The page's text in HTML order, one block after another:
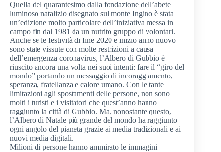
Quella del quarantesimo dalla fondazione dell’abete
luminoso natalizio disegnato sul monte Ingino è stata
un’edizione molto particolare dell’iniziativa messa in
campo fin dal 1981 da un nutrito gruppo di volontari.
Anche se le festività di fine 2020 e inizio anno nuovo
sono state vissute con molte restrizioni a causa
dell’emergenza coronavirus, l’Albero di Gubbio è
riuscito ancora una volta nei suoi intenti: fare il “giro del
mondo” portando un messaggio di incoraggiamento,
speranza, fratellanza e calore umano. Con le tante
limitazioni agli spostamenti delle persone, non sono
molti i turisti e i visitatori che quest’anno hanno
raggiunto la città di Gubbio. Ma, nonostante questo,
l’Albero di Natale più grande del mondo ha raggiunto
ogni angolo del pianeta grazie ai media tradizionali e ai
nuovi media digitali.
Milioni di persone hanno ammirato le immagini